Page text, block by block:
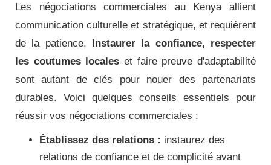
Les négociations commerciales au Kenya allient
communication culturelle et stratégique, et requièrent
de la patience. Instaurer la confiance, respecter
les coutumes locales et faire preuve d'adaptabilité
sont autant de clés pour nouer des partenariats
durables. Voici quelques conseils essentiels pour
réussir vos négociations commerciales :
Établissez des relations : instaurez des
relations de confiance et de complicité avant